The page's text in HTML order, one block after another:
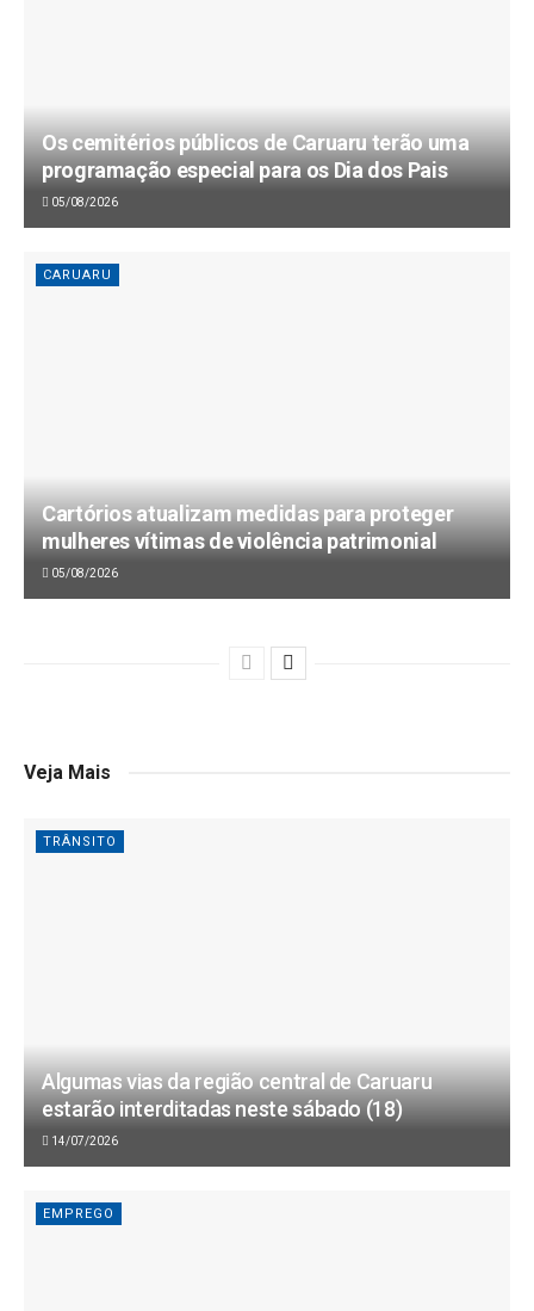
Os cemitérios públicos de Caruaru terão uma
programação especial para os Dia dos Pais
05/08/2026
CARUARU
Cartórios atualizam medidas para proteger
mulheres vítimas de violência patrimonial
05/08/2026
Veja Mais
TRÂNSITO
Algumas vias da região central de Caruaru
estarão interditadas neste sábado (18)
14/07/2026
EMPREGO